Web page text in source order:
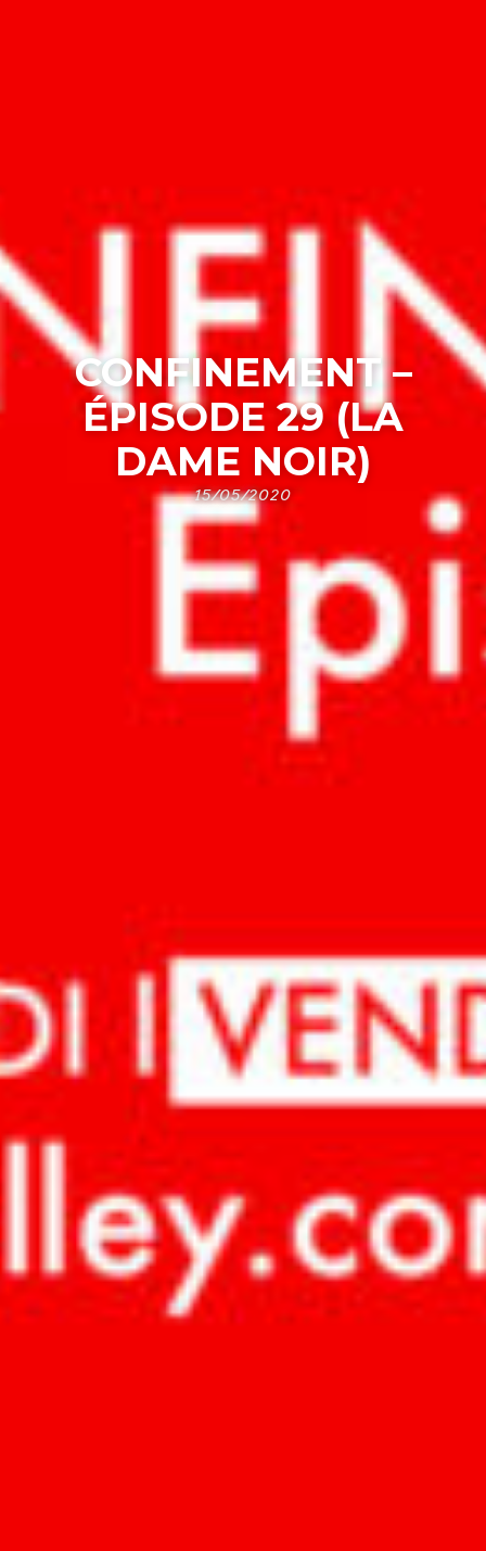
CONFINEMENT –
ÉPISODE 29 (LA
DAME NOIR)
15/05/2020